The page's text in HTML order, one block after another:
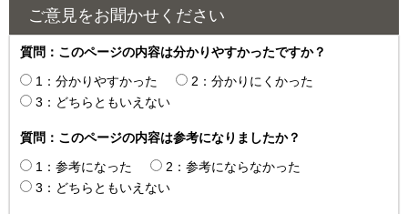
ご意見をお聞かせください
質問：このページの内容は分かりやすかったですか？
1：分かりやすかった
2：分かりにくかった
3：どちらともいえない
質問：このページの内容は参考になりましたか？
1：参考になった
2：参考にならなかった
3：どちらともいえない